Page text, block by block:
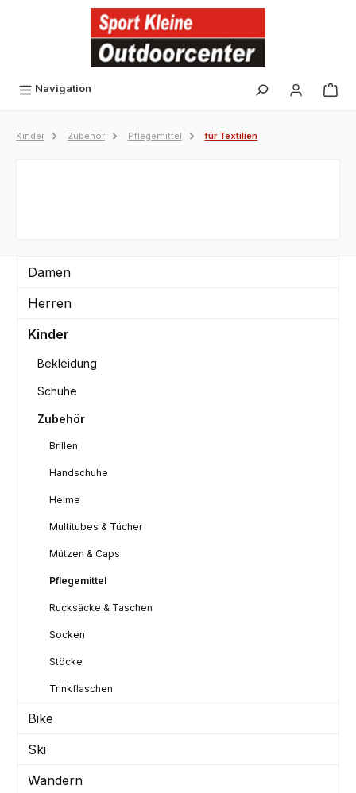
Navigation
Kinder Zubehör Pflegemittel für Textilien
Damen
Herren
Kinder
Bekleidung
Schuhe
Zubehör
Brillen
Handschuhe
Helme
Multitubes & Tücher
Mützen & Caps
Pflegemittel
Rucksäcke & Taschen
Socken
Stöcke
Trinkflaschen
Bike
Ski
Wandern